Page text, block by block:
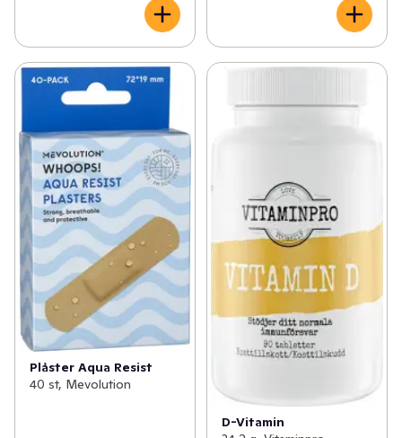
Plåster Aqua Resist
40 st, Mevolution
D-Vitamin